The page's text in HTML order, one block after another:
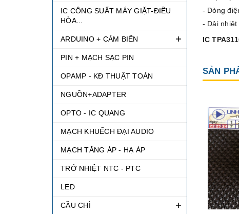
IC CÔNG SUẤT MÁY GIẶT-ĐIỀU
HÒA...
ARDUINO + CẢM BIẾN
PIN + MẠCH SẠC PIN
OPAMP - KĐ THUẬT TOÁN
NGUỒN+ADAPTER
OPTO - IC QUANG
MẠCH KHUẾCH ĐẠI AUDIO
MẠCH TĂNG ÁP - HẠ ÁP
TRỞ NHIỆT NTC - PTC
LED
CẦU CHÌ
- Dòng
- Dải
IC
SẢN